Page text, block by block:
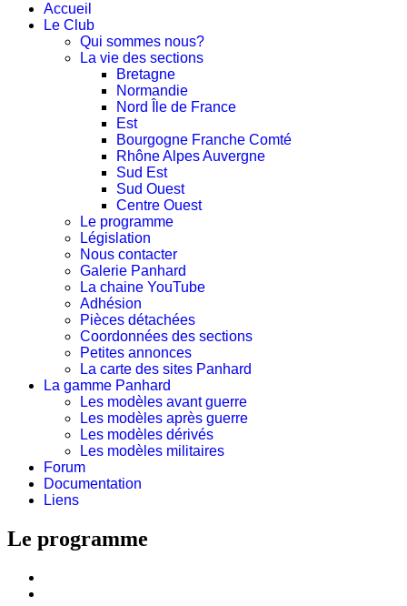
Accueil
Le Club
Qui sommes nous?
La vie des sections
Bretagne
Normandie
Nord Île de France
Est
Bourgogne Franche Comté
Rhône Alpes Auvergne
Sud Est
Sud Ouest
Centre Ouest
Le programme
Législation
Nous contacter
Galerie Panhard
La chaine YouTube
Adhésion
Pièces détachées
Coordonnées des sections
Petites annonces
La carte des sites Panhard
La gamme Panhard
Les modèles avant guerre
Les modèles après guerre
Les modèles dérivés
Les modèles militaires
Forum
Documentation
Liens
Le programme